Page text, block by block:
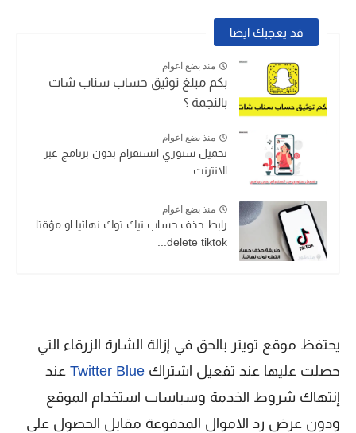
قد يعجبك ايضا
منذ بضع اعوام
بكم مبلغ توثيق حساب سناب شات
بالنجمة ؟
منذ بضع اعوام
تحميل ستوري انستقرام بدون برنامج عبر
الانترنت
منذ بضع اعوام
رابط حذف حساب تيك توك نهائيا او مؤقتا
delete tiktok...
يحتفظ موقع تويتر بالحق في إزالة الشارة الزرقاء التي
حصلت عليها عند تفعيل اشتراك Twitter Blue عند
إنتهاك شروط الخدمة وسياسات استخدام الموقع
ودون عرض رد الاموال المدفوعة مقابل الحصول على